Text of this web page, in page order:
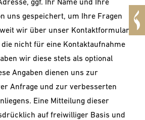
uns gespeichert, um Ihre Fragen
wir über unser Kontaktformular
die nicht für eine Kontaktaufnahme
wir diese stets als optional
Angaben dienen uns zur
Anfrage und zur verbesserten
Eine Mitteilung dieser
auf freiwilliger Basis und